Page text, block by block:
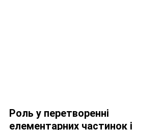
Роль у перетворенні
елементарних частинок і